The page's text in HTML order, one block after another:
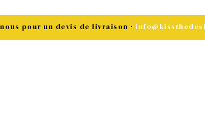
pour un devis de livraison ·